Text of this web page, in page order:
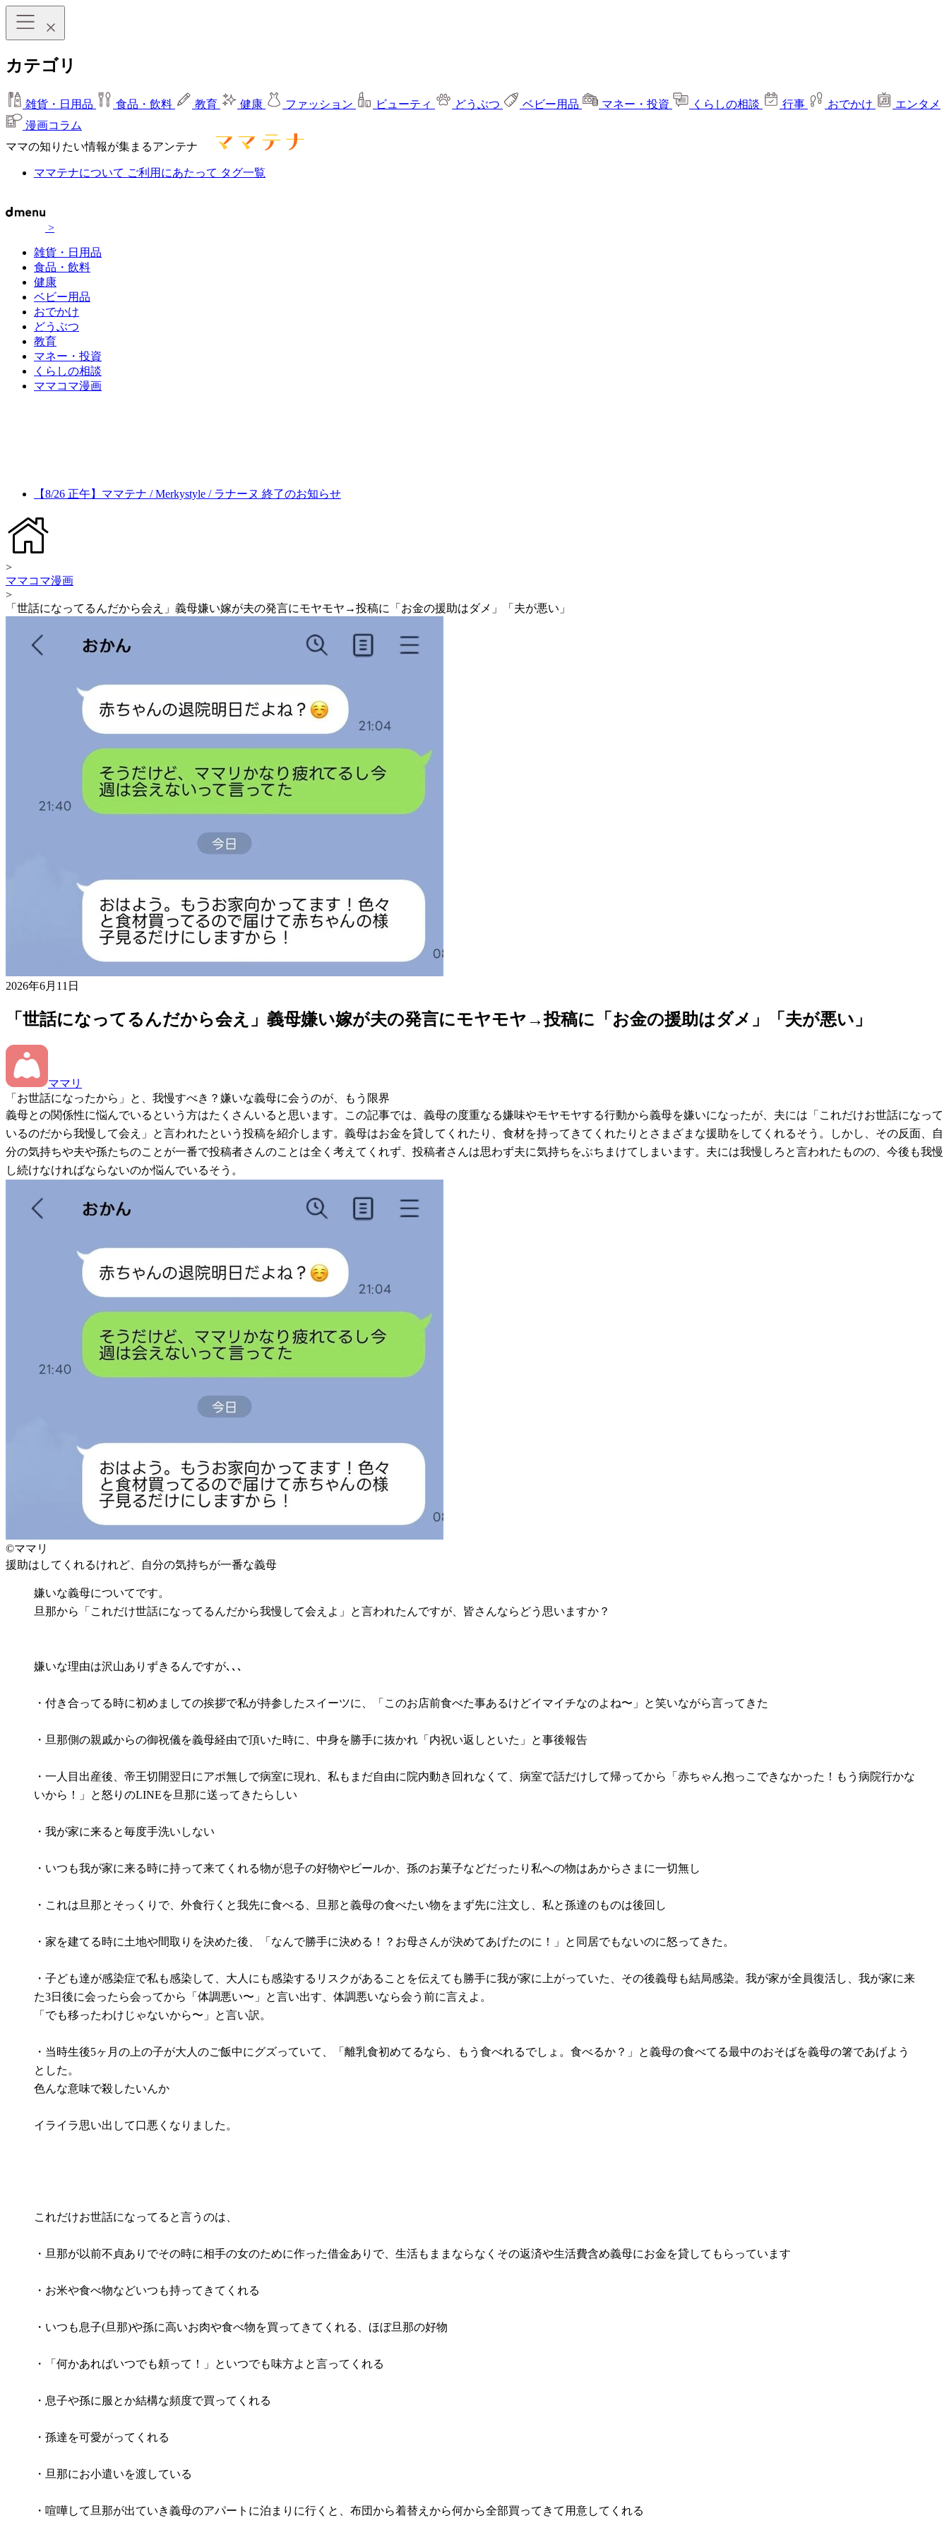
カテゴリ
雑貨・日用品 食品・飲料 教育 健康 ファッション ビューティ どうぶつ ベビー用品 マネー・投資 くらしの相談 行事 おでかけ
エンタメ
漫画コラム
ママの知りたい情報が集まるアンテナ
ママテナについて ご利用にあたって タグ一覧
>
雑貨・日用品
食品・飲料
健康
ベビー用品
おでかけ
どうぶつ
教育
マネー・投資
くらしの相談
ママコマ漫画
【8/26 正午】ママテナ / Merkystyle / ラナーヌ 終了のお知らせ
>
ママコマ漫画
>
「世話になってるんだから会え」義母嫌い嫁が夫の発言にモヤモヤ→投稿に「お金の援助はダメ」「夫が悪い」
2026年6月11日
「世話になってるんだから会え」義母嫌い嫁が夫の発言にモヤモヤ→投稿に「お金の援助はダメ」「夫が悪い」
ママリ
「お世話になったから」と、我慢すべき？嫌いな義母に会うのが、もう限界
義母との関係性に悩んでいるという方はたくさんいると思います。この記事では、義母の度重なる嫌味やモヤモヤする行動から義母を嫌いになったが、夫には「これだけお世話になって
いるのだから我慢して会え」と言われたという投稿を紹介します。義母はお金を貸してくれたり、食材を持ってきてくれたりとさまざまな援助をしてくれるそう。しかし、その反面、自
分の気持ちや夫や孫たちのことが一番で投稿者さんのことは全く考えてくれず、投稿者さんは思わず夫に気持ちをぶちまけてしまいます。夫には我慢しろと言われたものの、今後も我慢
し続けなければならないのか悩んでいるそう。
©ママリ
援助はしてくれるけれど、自分の気持ちが一番な義母
嫌いな義母についてです。
旦那から「これだけ世話になってるんだから我慢して会えよ」と言われたんですが、皆さんならどう思いますか？
嫌いな理由は沢山ありずきるんですが､､､
・付き合ってる時に初めましての挨拶で私が持参したスイーツに、「このお店前食べた事あるけどイマイチなのよね〜」と笑いながら言ってきた
・旦那側の親戚からの御祝儀を義母経由で頂いた時に、中身を勝手に抜かれ「内祝い返しといた」と事後報告
・一人目出産後、帝王切開翌日にアポ無しで病室に現れ、私もまだ自由に院内動き回れなくて、病室で話だけして帰ってから「赤ちゃん抱っこできなかった！もう病院行かな
いから！」と怒りのLINEを旦那に送ってきたらしい
・我が家に来ると毎度手洗いしない
・いつも我が家に来る時に持って来てくれる物が息子の好物やビールか、孫のお菓子などだったり私への物はあからさまに一切無し
・これは旦那とそっくりで、外食行くと我先に食べる、旦那と義母の食べたい物をまず先に注文し、私と孫達のものは後回し
・家を建てる時に土地や間取りを決めた後、「なんで勝手に決める！？お母さんが決めてあげたのに！」と同居でもないのに怒ってきた。
・子ども達が感染症で私も感染して、大人にも感染するリスクがあることを伝えても勝手に我が家に上がっていた、その後義母も結局感染。我が家が全員復活し、我が家に来
た3日後に会ったら会ってから「体調悪い〜」と言い出す、体調悪いなら会う前に言えよ。
「でも移ったわけじゃないから〜」と言い訳。
・当時生後5ヶ月の上の子が大人のご飯中にグズっていて、「離乳食初めてるなら、もう食べれるでしょ。食べるか？」と義母の食べてる最中のおそばを義母の箸であげよう
とした。
色んな意味で殺したいんか
イライラ思い出して口悪くなりました。
これだけお世話になってると言うのは、
・旦那が以前不貞ありでその時に相手の女のために作った借金ありで、生活もままならなくその返済や生活費含め義母にお金を貸してもらっています
・お米や食べ物などいつも持ってきてくれる
・いつも息子(旦那)や孫に高いお肉や食べ物を買ってきてくれる、ほぼ旦那の好物
・「何かあればいつでも頼って！」といつでも味方よと言ってくれる
・息子や孫に服とか結構な頻度で買ってくれる
・孫達を可愛がってくれる
・旦那にお小遣いを渡している
・喧嘩して旦那が出ていき義母のアパートに泊まりに行くと、布団から着替えから何から全部買ってきて用意してくれる